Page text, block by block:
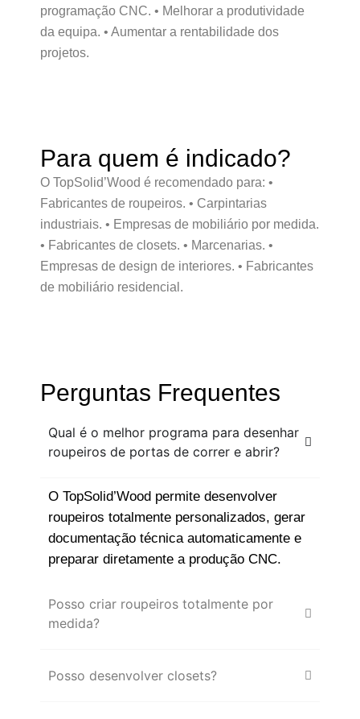
programação CNC. • Melhorar a produtividade
da equipa. • Aumentar a rentabilidade dos
projetos.
Para quem é indicado?
O TopSolid’Wood é recomendado para: •
Fabricantes de roupeiros. • Carpintarias
industriais. • Empresas de mobiliário por medida.
• Fabricantes de closets. • Marcenarias. •
Empresas de design de interiores. • Fabricantes
de mobiliário residencial.
Perguntas Frequentes
Qual é o melhor programa para desenhar
roupeiros de portas de correr e abrir?
O TopSolid’Wood permite desenvolver
roupeiros totalmente personalizados, gerar
documentação técnica automaticamente e
preparar diretamente a produção CNC.
Posso criar roupeiros totalmente por
medida?
Posso desenvolver closets?